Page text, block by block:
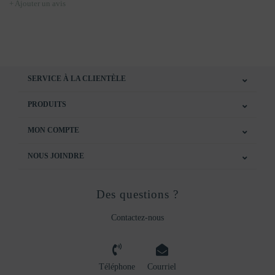
+ Ajouter un avis
SERVICE À LA CLIENTÈLE
PRODUITS
MON COMPTE
NOUS JOINDRE
Des questions ?
Contactez-nous
Téléphone Courriel